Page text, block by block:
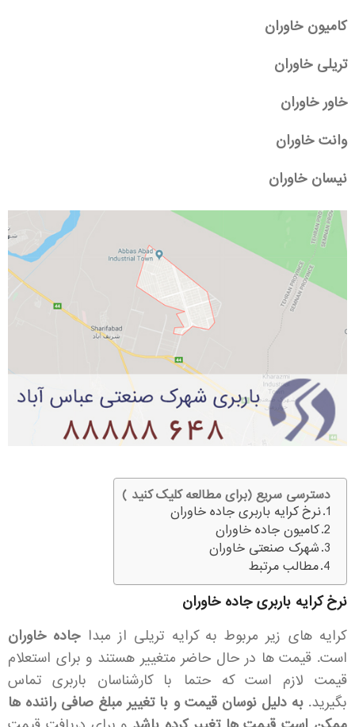
کامیون خاوران
تریلی خاوران
خاور خاوران
وانت خاوران
نیسان خاوران
دسترسی سریع (برای مطالعه کلیک کنید )
نرخ کرایه باربری جاده خاوران
کامیون جاده خاوران
شهرک صنعتی خاوران
مطالب مرتبط
نرخ کرایه باربری جاده خاوران
کرایه های زیر مربوط به کرایه تریلی از مبداجاده خاوران
است. قیمت ها در حال حاضر متغییر هستند و برای استعلام
قیمت لازم است که حتما با کارشناسان باربری تماس
بگیرید. به دلیل نوسان قیمت و با تغییر مبلغ صافی راننده ها